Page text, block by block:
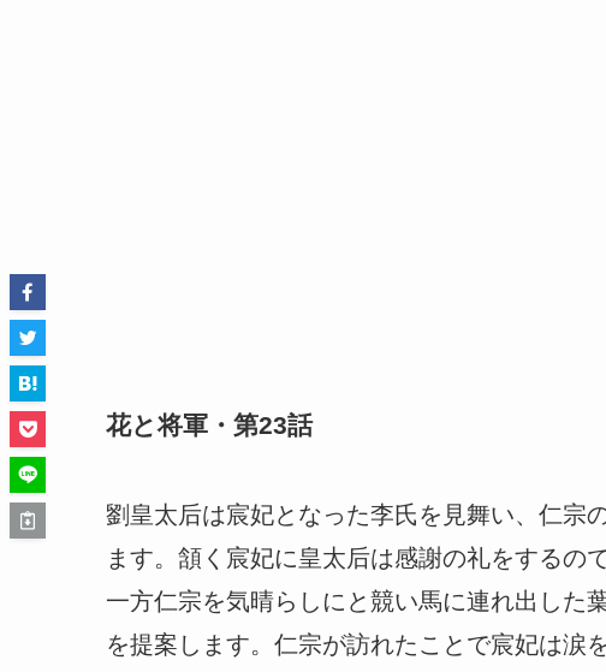
花と将軍・第23話
劉皇太后は宸妃となった李氏を見舞い、仁宗
ます。頷く宸妃に皇太后は感謝の礼をするので
一方仁宗を気晴らしにと競い馬に連れ出した
を提案します。仁宗が訪れたことで宸妃は涙